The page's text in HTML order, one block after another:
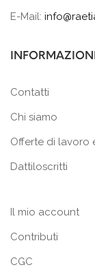
E-Mail:
Contatti
Chi siamo
Offerte di lavoro
Dattiloscritti
Il mio account
Contributi
CGC